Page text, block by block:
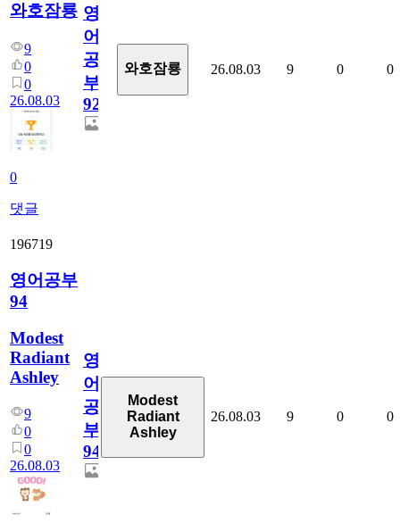
와호잠룡
9
0
0
26.08.03
0
댓글
영
어
공
부
927
와호잠룡 26.08.03 9 0 0
196719
영어공부
94
Modest
Radiant
Ashley
9
0
0
26.08.03
영
어
공
부
94
Modest
Radiant
Ashley
26.08.03 9 0 0